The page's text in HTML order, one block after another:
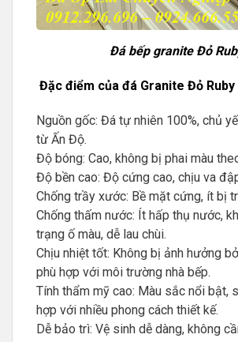
Đá bếp granite Đỏ
Đặc điểm của đá Granite Đỏ Ruby
Nguồn gốc: Đá tự nhiên 100%, chủ
từ Ấn Độ.
Độ bóng: Cao, không bị phai màu
Độ bền cao: Độ cứng cao, chịu va
Chống trầy xước: Bề mặt cứng, ít bị
Chống thấm nước: Ít hấp thụ nước,
trạng ố màu, dễ lau chùi.
Chịu nhiệt tốt: Không bị ảnh hưởng
phù hợp với môi trường nhà bếp.
Tính thẩm mỹ cao: Màu sắc nổi bật,
hợp với nhiều phong cách thiết kế.
Dễ bảo trì: Vệ sinh dễ dàng, không